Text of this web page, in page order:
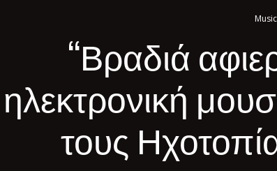
Music
“Βραδιά
ηλεκτρονική
τους